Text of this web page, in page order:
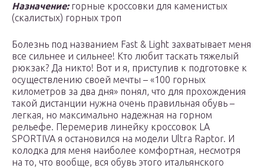
Назначение:горные кроссовки для каменистых
(скалистых) горных троп
Болезнь под названием Fast & Light захватывает меня
все сильнее и сильнее! Кто любит таскать тяжелый
рюкзак? Да никто! Вот и я, приступив к подготовке к
осуществлению своей мечты – «100 горных
километров за два дня» понял, что для прохождения
такой дистанции нужна очень правильная обувь –
легкая, но максимально надежная на горном
рельефе. Перемерив линейку кроссовок LA
SPORTIVA я остановился на модели Ultra Raptor. И
колодка для меня наиболее комфортная, несмотря
на то, что вообще, вся обувь этого итальянского